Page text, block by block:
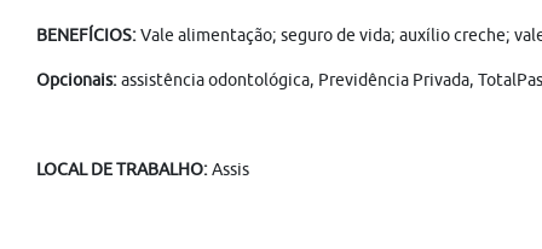
BENEFÍCIOS:Vale alimentação; seguro de vida; auxílio creche;
Opcionais:assistência odontológica, Previdência Privada,
LOCAL DE TRABALHO:Assis